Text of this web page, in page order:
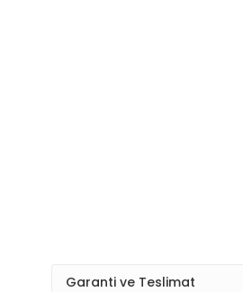
Garanti ve Teslimat